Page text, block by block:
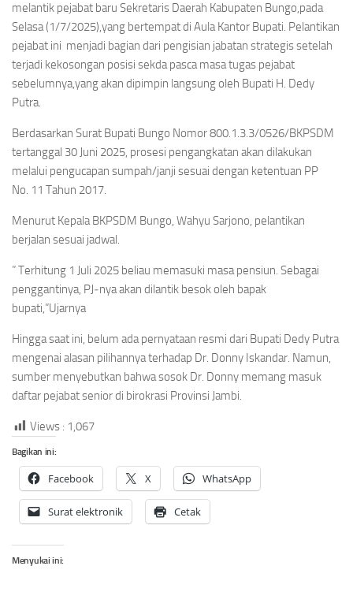
melantik pejabat baru Sekretaris Daerah Kabupaten Bungo,pada
Selasa (1/7/2025),yang bertempat di Aula Kantor Bupati. Pelantikan
pejabat ini menjadi bagian dari pengisian jabatan strategis setelah
terjadi kekosongan posisi sekda pasca masa tugas pejabat
sebelumnya,yang akan dipimpin langsung oleh Bupati H. Dedy
Putra.
Berdasarkan Surat Bupati Bungo Nomor 800.1.3.3/0526/BKPSDM
tertanggal 30 Juni 2025, prosesi pengangkatan akan dilakukan
melalui pengucapan sumpah/janji sesuai dengan ketentuan PP
No. 11 Tahun 2017.
Menurut Kepala BKPSDM Bungo, Wahyu Sarjono, pelantikan
berjalan sesuai jadwal.
” Terhitung 1 Juli 2025 beliau memasuki masa pensiun. Sebagai
penggantinya, PJ‑nya akan dilantik besok oleh bapak
bupati,”Ujarnya
Hingga saat ini, belum ada pernyataan resmi dari Bupati Dedy Putra
mengenai alasan pilihannya terhadap Dr. Donny Iskandar. Namun,
sumber menyebutkan bahwa sosok Dr. Donny memang masuk
daftar pejabat senior di birokrasi Provinsi Jambi.
Views : 1,067
Bagikan ini:
Facebook X WhatsApp
Surat elektronik Cetak
Menyukai ini: